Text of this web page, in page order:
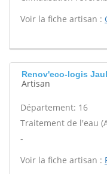
Voir la fiche artisan :
Renov'eco-logis
Artisan
Département: 16
Traitement de l'eau
-
Voir la fiche artisan :